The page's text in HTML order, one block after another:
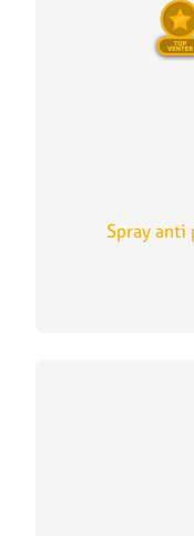
Spray anti